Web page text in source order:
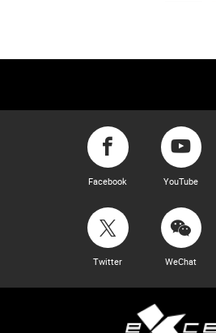
Facebook YouTube
Twitter WeChat